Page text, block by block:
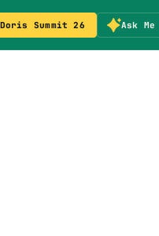
Doris Summit 26 Ask Me